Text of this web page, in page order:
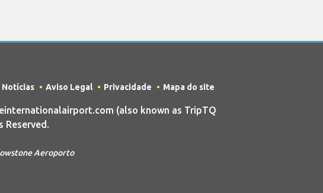
Notícias Aviso Legal Privacidade Mapa do site
(also known as TripTQ
Reserved.
Aeroporto